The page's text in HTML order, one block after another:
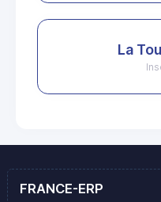
La
FRANCE-ERP